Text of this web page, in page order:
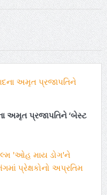
અમૃત પ્રજાપતિને ‘બેસ્ટ